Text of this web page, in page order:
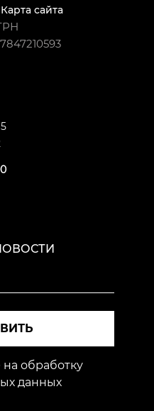
Карта сайта
обработку
данных